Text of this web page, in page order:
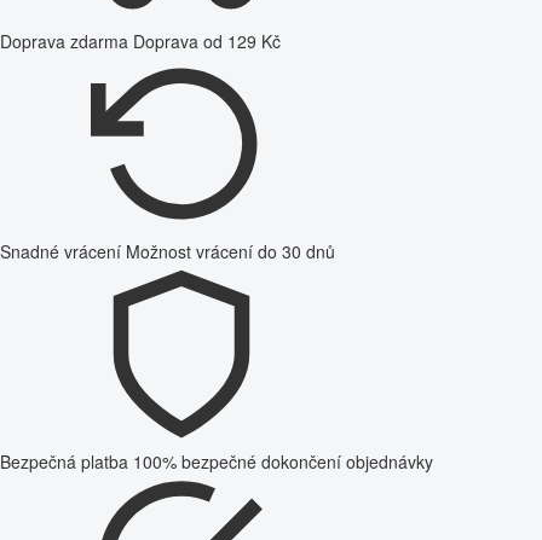
Doprava zdarma Doprava od 129 Kč
Snadné vrácení Možnost vrácení do 30 dnů
Bezpečná platba 100% bezpečné dokončení objednávky